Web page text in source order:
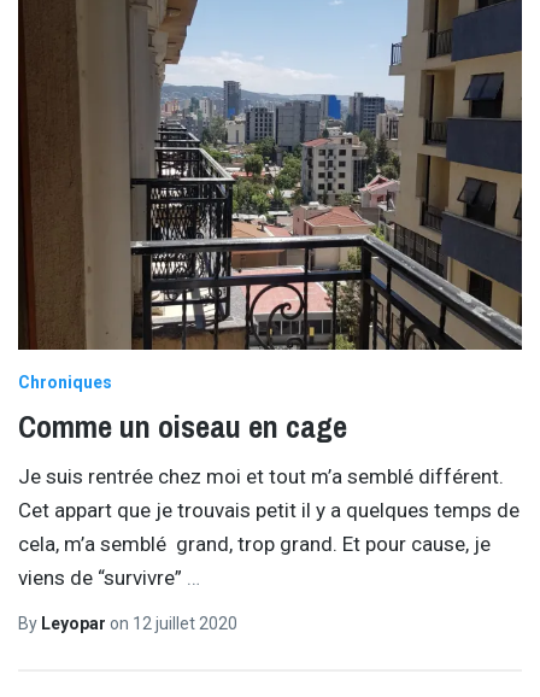
Chroniques
Comme un oiseau en cage
Je suis rentrée chez moi et tout m’a semblé différent.
Cet appart que je trouvais petit il y a quelques temps de
cela, m’a semblé grand, trop grand. Et pour cause, je
viens de “survivre”
By Leyopar on 12 juillet 2020